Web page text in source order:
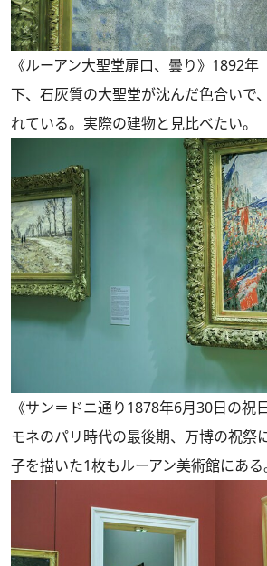
《ルーアン大聖堂扉口、曇り》1892
下、石灰質の大聖堂が沈んだ色合いで
れている。実際の建物と見比べたい。
《サン＝ドニ通り1878年6月30日の祝
モネのパリ時代の最後期、万博の祝祭
子を描いた1枚もルーアン美術館にある